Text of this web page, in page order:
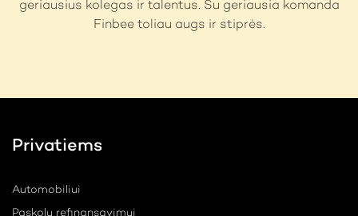
geriausius kolegas ir talentus. Su geriausia komanda
Finbee toliau augs ir stiprės.
Privatiems
Automobiliui
Paskolų refinansavimui